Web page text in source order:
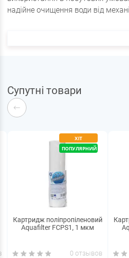
надійне очищення води від
Супутні товари
ХІТ
ПОПУЛЯРНИЙ
Картридж поліпропіленовий
Aquafilter FCPS1, 1 мкм
0 отзывов